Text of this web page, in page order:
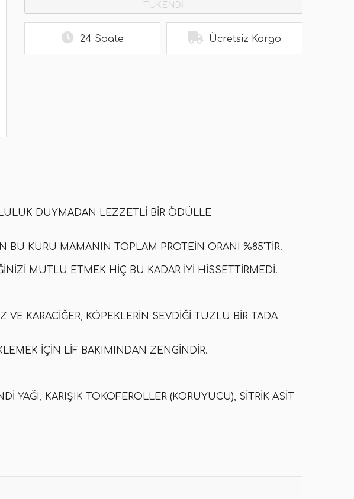
TÜKENDİ
24 Saate Ücretsiz Kargo
DUYMADAN LEZZETLI BIR ÖDÜLLE
BU KURU MAMANIN TOPLAM PROTEIN ORANI %85'TIR.
MUTLU ETMEK HIÇ BU KADAR IYI HISSETTIRMEDI.
KARACIĞER, KÖPEKLERIN SEVDIĞI TUZLU BIR TADA
IÇIN LIF BAKIMINDAN ZENGINDIR.
YAĞI, KARIŞIK TOKOFEROLLER (KORUYUCU), SITRIK ASIT